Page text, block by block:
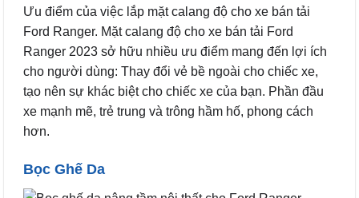
Ưu điểm của việc lắp mặt calang độ cho xe bán tải
Ford Ranger. Mặt calang độ cho xe bán tải Ford
Ranger 2023 sở hữu nhiều ưu điểm mang đến lợi ích
cho người dùng: Thay đổi vẻ bề ngoài cho chiếc xe,
tạo nên sự khác biệt cho chiếc xe của bạn. Phần đầu
xe mạnh mẽ, trẻ trung và trông hầm hố, phong cách
hơn.
Bọc Ghế Da